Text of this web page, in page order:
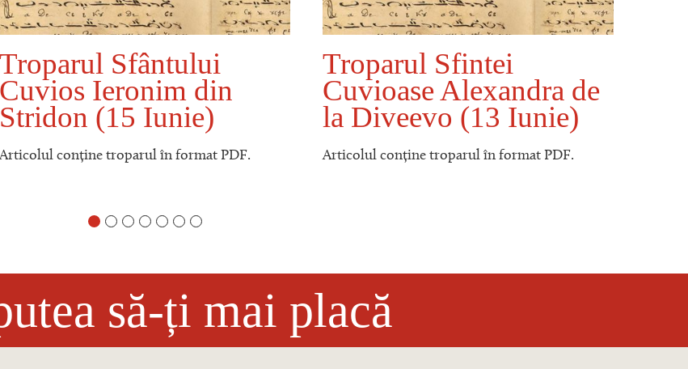
Troparul Sfântului
Cuvios Ieronim din
Stridon (15 Iunie)
Articolul conține troparul în format PDF.
Troparul Sfintei
Cuvioase Alexandra de
la Diveevo (13 Iunie)
Articolul conține troparul în format PDF.
să-ți mai placă